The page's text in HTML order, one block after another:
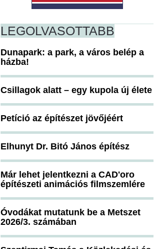
LEGOLVASOTTABB
Dunapark: a park, a város belép a
házba!
Csillagok alatt – egy kupola új élete
Petíció az építészet jövőjéért
Elhunyt Dr. Bitó János építész
Már lehet jelentkezni a CAD'oro
építészeti animációs filmszemlére
Óvodákat mutatunk be a Metszet
2026/3. számában